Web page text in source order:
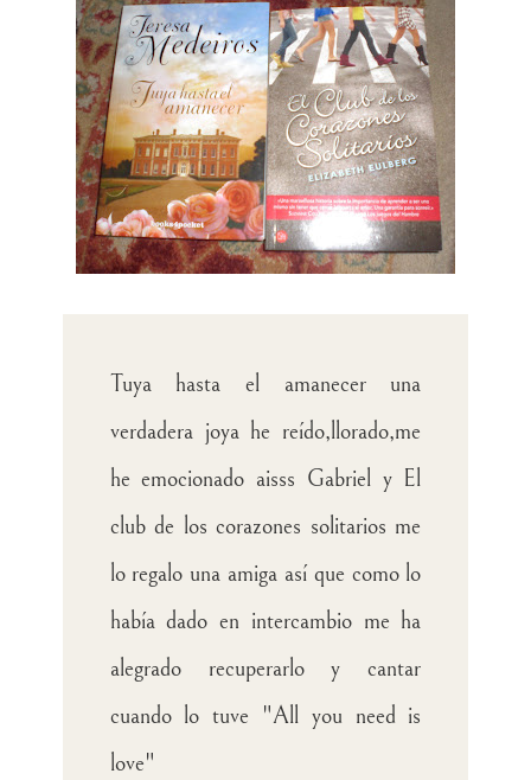
Tuya hasta el amanecer una
verdadera joya he reído,llorado,me
he emocionado aisss Gabriel y El
club de los corazones solitarios me
lo regalo una amiga así que como lo
había dado en intercambio me ha
alegrado recuperarlo y cantar
cuando lo tuve "All you need is
love"